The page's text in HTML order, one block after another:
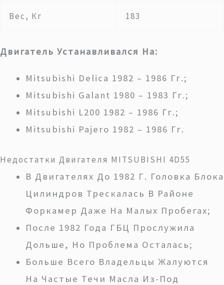
Вес, Кг 183
Двигатель Устанавливался На:
Mitsubishi Delica 1982 – 1986 Гг.;
Mitsubishi Galant 1980 – 1983 Гг.;
Mitsubishi L200 1982 – 1986 Гг.;
Mitsubishi Pajero 1982 – 1986 Гг.
Недостатки Двигателя MITSUBISHI 4D55
В Двигателях До 1982 Г. Головка Блока
Цилиндров Трескалась В Районе
Форкамер Даже На Малых Пробегах;
После 1982 Года ГБЦ Прослужила
Дольше, Но Проблема Осталась;
Больше Всего Владельцы Жалуются
На Частые Течи Масла Из-Под